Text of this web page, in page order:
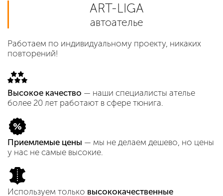
ART-LIGA
автоателье
Работаем по индивидуальному проекту, никаких
повторений!
Высокое качество — наши специалисты ателье
более 20 лет работают в сфере тюнига.
Приемлемые цены — мы не делаем дешево, но цены
у нас не самые высокие.
Используем только высококачественные